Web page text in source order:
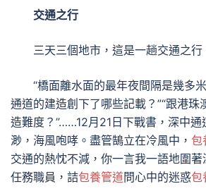
交通之行
三天三個地市，這是一趟交通之行
“橋面離水面的最年夜間隔是幾多
通道的建造創下了哪些記載？”“跟港珠
造難度？”……12月21日下戰書，深中
渺，海風咆哮。盡管鵠立在冷風中， 包
交通的熱忱不減，你一言我一語地圍
任務職員，詰包養管道問心中的迷惑包